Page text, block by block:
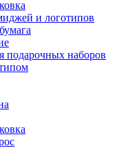
и логотипов
подарочных наборов